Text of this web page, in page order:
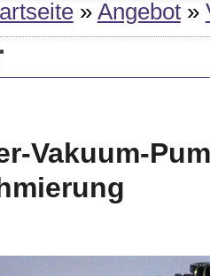
» Angebot»
Vakuum-